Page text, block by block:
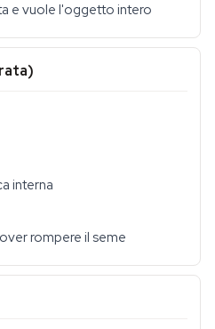
e vuole l'oggetto intero
interna
rompere il seme